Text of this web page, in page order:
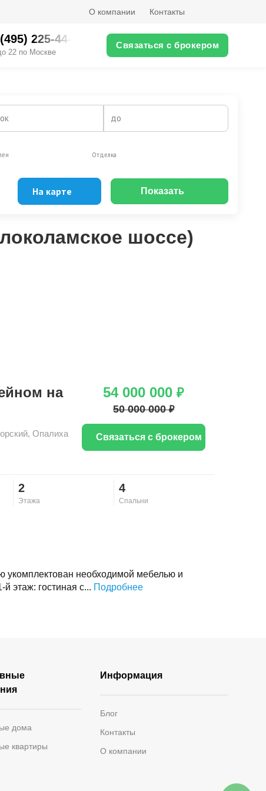
О компании Контакты
225-44-XX
22 по Москве
Связаться с брокером
до
Отделка
На карте Показать
шоссе)
на
, Опалиха
2
Этажа
4
Спальни
укомплектован необходимой мебелью и
этаж: гостиная с... Подробнее
54 000 000 ₽
50 000 000 ₽
Связаться с брокером
дома
квартиры
Информация
Блог
Контакты
О компании